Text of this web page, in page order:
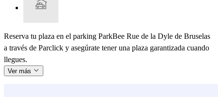
Reserva tu plaza en el parking ParkBee Rue de la Dyle de Bruselas
a través de Parclick y asegúrate tener una plaza garantizada cuando
llegues.
Ver más